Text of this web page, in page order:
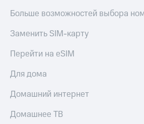
Больше возможностей выбора
Заменить SIM-карту
Перейти на eSIM
Для дома
Домашний интернет
Домашнее ТВ